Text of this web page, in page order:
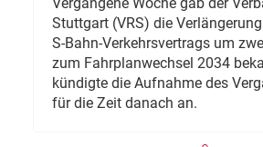
Stuttgart (VRS) die
S-Bahn-Verkehrsvertrags um
zum Fahrplanwechsel 2034
kündigte die Aufnahme des
für die Zeit danach an.